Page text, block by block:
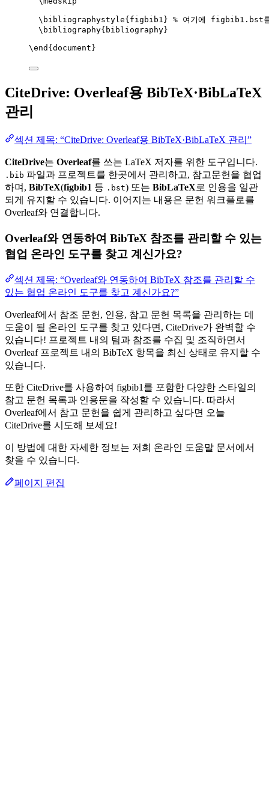
\bibliographystyle{figbib1} % 여기에 figbib1.bst를
\bibliography{bibliography}
\end { document }
CiteDrive: Overleaf용 BibTeX·BibLaTeX
관리
섹션 제목: “CiteDrive: Overleaf용 BibTeX·BibLaTeX 관리”
CiteDrive는 Overleaf를 쓰는 LaTeX 저자를 위한 도구입니다.
.bib 파일과 프로젝트를 한곳에서 관리하고, 참고문헌을 협업
하며, BibTeX(figbib1 등 .bst) 또는 BibLaTeX로 인용을 일관
되게 유지할 수 있습니다. 이어지는 내용은 문헌 워크플로를
Overleaf와 연결합니다.
Overleaf와 연동하여 BibTeX 참조를 관리할 수 있는
협업 온라인 도구를 찾고 계신가요?
섹션 제목: “Overleaf와 연동하여 BibTeX 참조를 관리할 수
있는 협업 온라인 도구를 찾고 계신가요?”
Overleaf에서 참조 문헌, 인용, 참고 문헌 목록을 관리하는 데
도움이 될 온라인 도구를 찾고 있다면, CiteDrive가 완벽할 수
있습니다! 프로젝트 내의 팀과 참조를 수집 및 조직하면서
Overleaf 프로젝트 내의 BibTeX 항목을 최신 상태로 유지할 수
있습니다.
또한 CiteDrive를 사용하여 figbib1를 포함한 다양한 스타일의
참고 문헌 목록과 인용문을 작성할 수 있습니다. 따라서
Overleaf에서 참고 문헌을 쉽게 관리하고 싶다면 오늘
CiteDrive를 시도해 보세요!
이 방법에 대한 자세한 정보는 저희 온라인 도움말 문서에서
찾을 수 있습니다.
페이지 편집